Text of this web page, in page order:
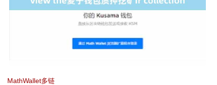
MathWallet多链